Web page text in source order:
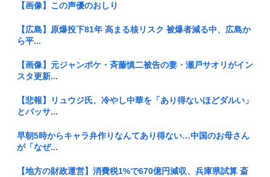
【画像】この声優のおしり
【広島】原爆投下81年 高まる核リスク 被爆者減る中、広島か
ら平...
【画像】元ジャンポケ・斉藤慎二被告の妻・瀬戸サオリがイン
スタ更新...
【悲報】リュウジ氏、冷やし中華を「あり得ないほどダルい」
とバッサ...
早朝5時からキャラ弁作りなんてあり得ない…中国のお母さん
が「なぜ...
【地方の財政運営】消費税1%で670億円減収、兵庫県試算 斎